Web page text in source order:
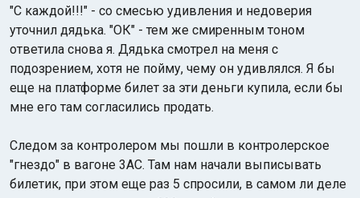
"С каждой!!!" - со смесью удивления и недоверия
уточнил дядька. "ОК" - тем же смиренным тоном
ответила снова я. Дядька смотрел на меня с
подозрением, хотя не пойму, чему он удивлялся. Я бы
еще на платформе билет за эти деньги купила, если бы
мне его там согласились продать.
Следом за контролером мы пошли в контролерское
"гнездо" в вагоне 3АС. Там нам начали выписывать
билетик, при этом еще раз 5 спросили, в самом ли деле